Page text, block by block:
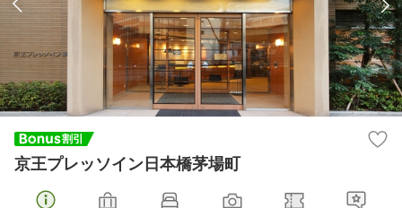
京王プレッソイン日本橋茅場町